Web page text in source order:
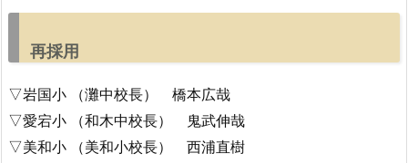
再採用
▽岩国小 （灘中校長） 橋本広哉
▽愛宕小 （和木中校長） 鬼武伸哉
▽美和小 （美和小校長） 西浦直樹